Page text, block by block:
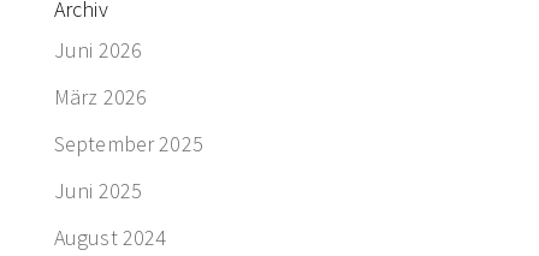
Archiv
Juni 2026
März 2026
September 2025
Juni 2025
August 2024